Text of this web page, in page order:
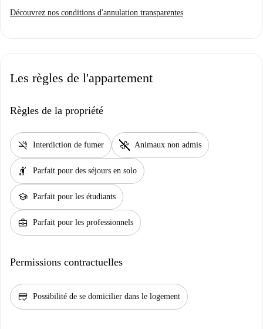
Découvrez nos conditions d'annulation transparentes
Les règles de l'appartement
Règles de la propriété
smoke_free Interdiction de fumer pet_supplies Animaux non admis
hail Parfait pour des séjours en solo
school Parfait pour les étudiants
business_center Parfait pour les professionnels
Permissions contractuelles
credit_score Possibilité de se domicilier dans le logement